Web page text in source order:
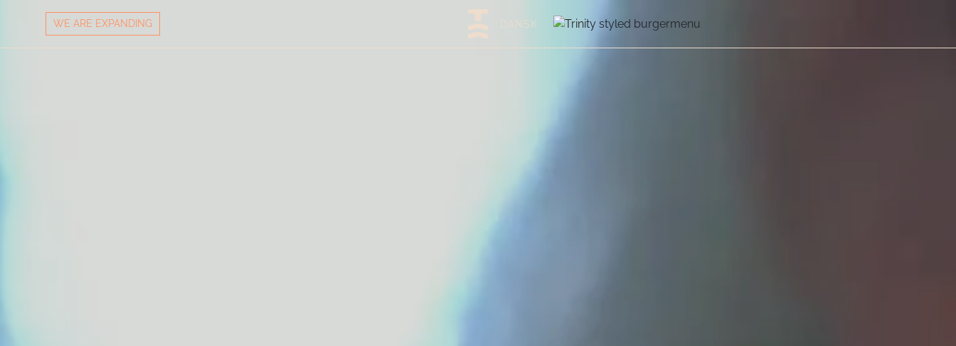
WE ARE EXPANDING DANSK